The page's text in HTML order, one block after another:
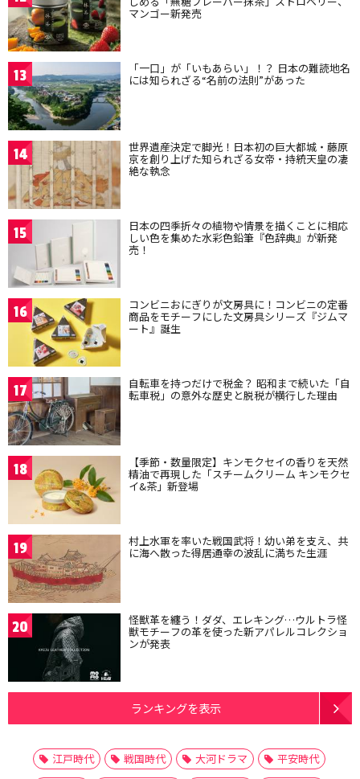
マンゴー新発売
13 「一口」が「いもあらい」！？ 日本の難読地名
には知られざる“名前の法則”があった
14 世界遺産決定で脚光！日本初の巨大都城・藤原
京を創り上げた知られざる女帝・持統天皇の凄
絶な執念
15 日本の四季折々の植物や情景を描くことに相応
しい色を集めた水彩色鉛筆『色辞典』が新発
売！
16 コンビニおにぎりが文房具に！コンビニの定番
商品をモチーフにした文房具シリーズ『ジムマ
ート』誕生
17 自転車を持つだけで税金？ 昭和まで続いた「自
転車税」の意外な歴史と脱税が横行した理由
18 【季節・数量限定】キンモクセイの香りを天然
精油で再現した「スチームクリーム キンモクセ
イ&茶」新登場
19 村上水軍を率いた戦国武将！幼い弟を支え、共
に海へ散った得居通幸の波乱に満ちた生涯
20 怪獣革を纏う！ダダ、エレキング…ウルトラ怪
獣モチーフの革を使った新アパレルコレクショ
ンが発表
ランキングを表示
江戸時代 戦国時代 大河ドラマ
平安時代